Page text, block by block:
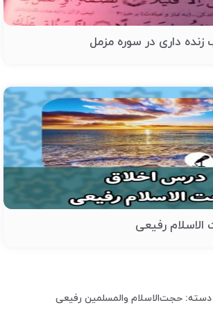
داری در سوره مزمل
رفیعی
دسته: حجت‌الاسلام والمسلمین رفیعی